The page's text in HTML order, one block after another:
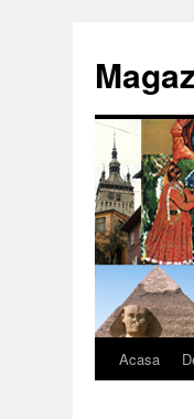
conținut
Acasa